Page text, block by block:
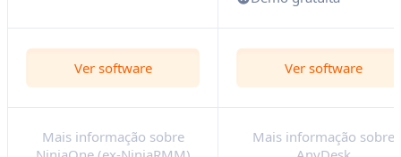
Ver software Ver software
Mais informação sobre
Mais informação sobre